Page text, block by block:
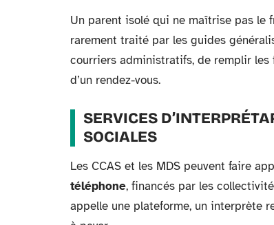
Un parent isolé qui ne maîtrise pas le
rarement traité par les guides
courriers administratifs, de remplir les
d’un rendez-vous.
SERVICES
SOCIALES
Les CCAS et les MDS peuvent faire
téléphone, financés par les
appelle une plateforme, un interprète